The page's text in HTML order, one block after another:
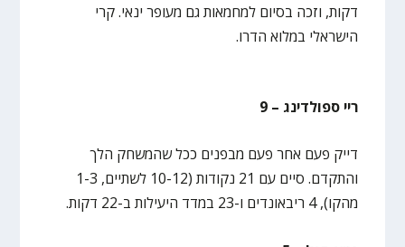
דקות, וזכה בסיום למחמאות גם מעופר ינאי. קרי
הישראלי במלוא הדרו.
ריי ספולדינג – 9
דייק פעם אחר פעם מבפנים ככל שהמשחק הלך
והתקדם. סיים עם 21 נקודות (10-12 לשתיים, 1-3
מהקו), 4 ריבאונדים ו-23 במדד היעילות ב-22 דקות.